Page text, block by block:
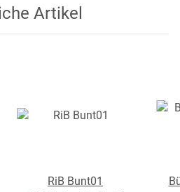
Artikel
RiB Bunt01